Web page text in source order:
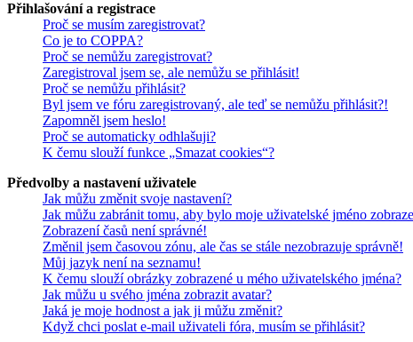
Přihlašování a registrace
Proč se musím zaregistrovat?
Co je to COPPA?
Proč se nemůžu zaregistrovat?
Zaregistroval jsem se, ale nemůžu se přihlásit!
Proč se nemůžu přihlásit?
Byl jsem ve fóru zaregistrovaný, ale teď se nemůžu přihlásit?!
Zapomněl jsem heslo!
Proč se automaticky odhlašuji?
K čemu slouží funkce „Smazat cookies“?
Předvolby a nastavení uživatele
Jak můžu změnit svoje nastavení?
Jak můžu zabránit tomu, aby bylo moje uživatelské jméno
Zobrazení časů není správné!
Změnil jsem časovou zónu, ale čas se stále nezobrazuje správně!
Můj jazyk není na seznamu!
K čemu slouží obrázky zobrazené u mého uživatelského jména?
Jak můžu u svého jména zobrazit avatar?
Jaká je moje hodnost a jak ji můžu změnit?
Když chci poslat e-mail uživateli fóra, musím se přihlásit?